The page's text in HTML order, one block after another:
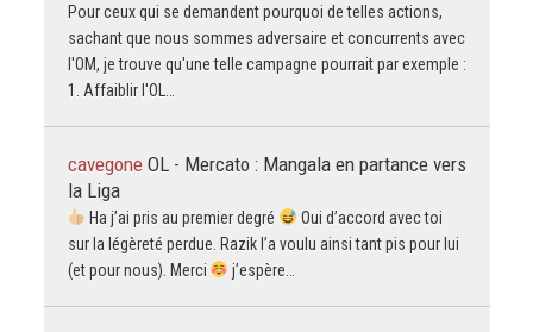
Pour ceux qui se demandent pourquoi de telles actions,
sachant que nous sommes adversaire et concurrents avec
l'OM, je trouve qu'une telle campagne pourrait par exemple :
1. Affaiblir l'OL…
cavegone OL - Mercato : Mangala en partance vers
la Liga
Ha j’ai pris au premier degré
Oui d’accord avec toi
sur la légèreté perdue. Razik l’a voulu ainsi tant pis pour lui
(et pour nous). Merci
j’espère…